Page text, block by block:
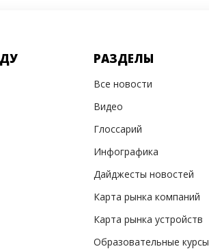
РАЗДЕЛЫ
Все новости
Видео
Глоссарий
Инфографика
Дайджесты новостей
Карта рынка компаний
Карта рынка устройств
Образовательные курсы